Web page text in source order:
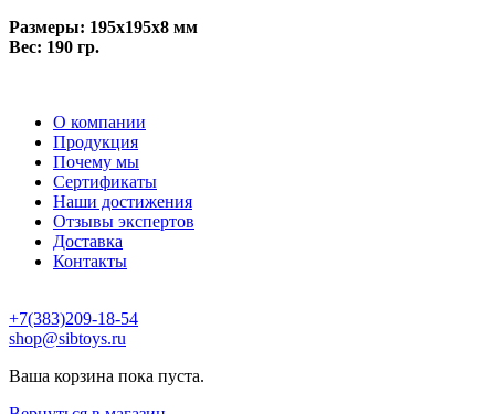
Размеры: 195x195x8 мм
Вес: 190 гр.
О компании
Продукция
Почему мы
Сертификаты
Наши достижения
Отзывы экспертов
Доставка
Контакты
+7(383)209-18-54
shop@sibtoys.ru
Ваша корзина пока пуста.